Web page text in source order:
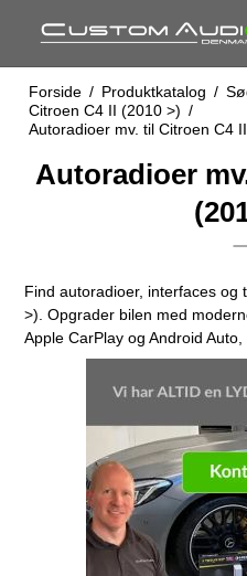
Forside / Produktkatalog /
Citroen C4 II (2010 >) /
Autoradioer mv. til Citroen C4
Autoradioer
Find autoradioer, interfaces og
>). Opgrader bilen med
Apple CarPlay og Android